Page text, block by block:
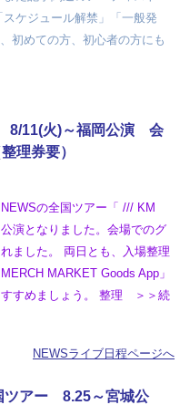
ケジュール解禁」「一般発
初めての方、初心者の方にも
8/11(火)～福岡公演 会
理券要）
の全国ツアー「 /// KM
演となりました。会場でのグ
ました。 両日とも、入場整理
MARKET Goods App」
すめましょう。 整理 ＞＞続
NEWSライブ日程ページへ
ツアー 8.25～宮城公